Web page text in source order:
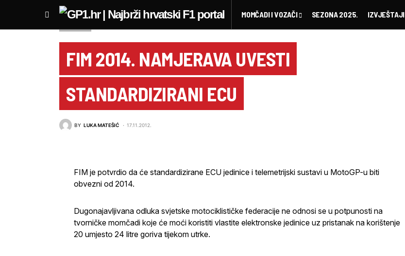
MOMČADI I VOZAČI SEZONA 2025. IZVJEŠTAJI
FIM 2014. NAMJERAVA UVESTI
STANDARDIZIRANI ECU
BY LUKA MATEŠIĆ 17.11.2012.
FIM je potvrdio da će standardizirane ECU jedinice i telemetrijski sustavi u MotoGP-u biti
obvezni od 2014.
Dugonajavljivana odluka svjetske motociklističke federacije ne odnosi se u potpunosti na
tvorničke momčadi koje će moći koristiti vlastite elektronske jedinice uz pristanak na korištenje
20 umjesto 24 litre goriva tijekom utrke.